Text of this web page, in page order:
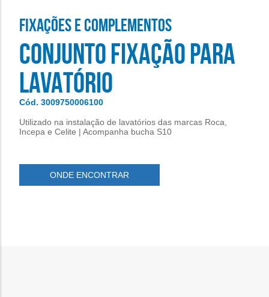
FIXAçõES E COMPLEMENTOS
CONJUNTO FIXAÇÃO PARA
LAVATÓRIO
Cód. 3009750006100
Utilizado na instalação de lavatórios das marcas Roca,
Incepa e Celite | Acompanha bucha S10
ONDE ENCONTRAR